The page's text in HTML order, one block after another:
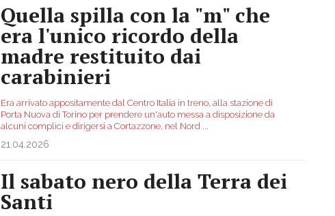
Quella spilla con la "m" che
era l'unico ricordo della
madre restituito dai
carabinieri
Era arrivato appositamente dal Centro Italia in treno, alla stazione di
Porta Nuova di Torino per prendere un'auto messa a disposizione da
alcuni complici e dirigersi a Cortazzone, nel Nord
21.04.2026
Il sabato nero della Terra dei
Santi